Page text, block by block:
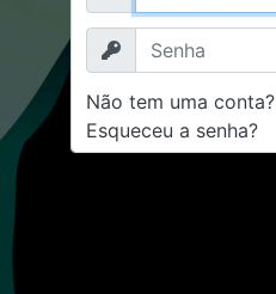
Não tem uma conta?
Esqueceu a senha?